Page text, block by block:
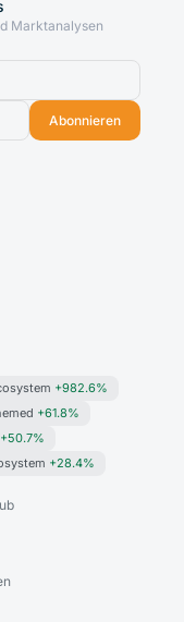
Marktanalysen
Abonnieren
+982.6%
+61.8%
+50.7%
+28.4%